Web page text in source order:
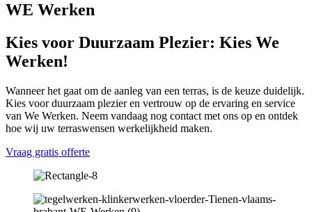
WE Werken
Kies voor Duurzaam Plezier: Kies We
Werken!
Wanneer het gaat om de aanleg van een terras, is de keuze duidelijk.
Kies voor duurzaam plezier en vertrouw op de ervaring en service
van We Werken. Neem vandaag nog contact met ons op en ontdek
hoe wij uw terraswensen werkelijkheid maken.
Vraag gratis offerte